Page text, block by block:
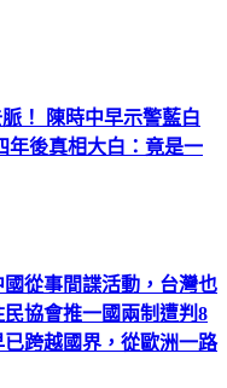
！ 陳時中早示警藍白
年後真相大白：竟是一
從事間諜活動，台灣也
協會推一國兩制遭判8
跨越國界，從歐洲一路